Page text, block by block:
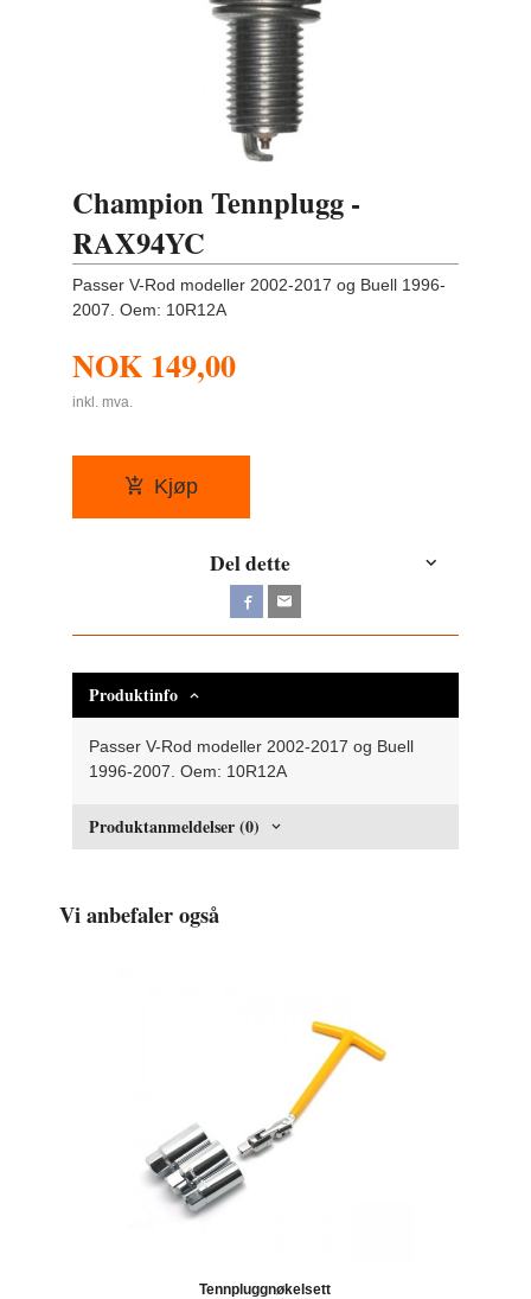
Champion Tennplugg -
RAX94YC
Passer V-Rod modeller 2002-2017 og Buell 1996-
2007. Oem: 10R12A
NOK 149,00
inkl. mva.
Kjøp
Del dette
Produktinfo
Passer V-Rod modeller 2002-2017 og Buell
1996-2007. Oem: 10R12A
Produktanmeldelser (0)
Vi anbefaler også
Tennpluggnøkelsett